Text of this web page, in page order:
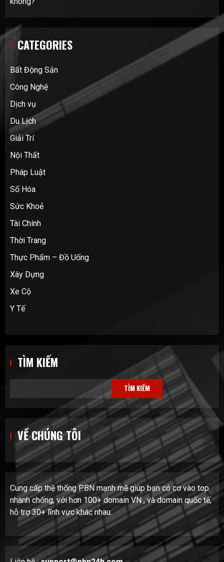
CATEGORIES
Bất Động Sản
Công Nghệ
Dịch vụ
Du Lịch
Giải Trí
Nội Thất
Pháp Luật
Số Hóa
Sức Khoẻ
Tài Chính
Thời Trang
Thực Phẩm – Đồ Uống
Xây Dựng
Xe Cộ
Y Tế
TÌM KIẾM
TÌM KIẾM
VỀ CHÚNG TÔI
Cung cấp thệ thống PBN mạnh mẽ giúp bạn có cơ vào top
nhanh chống, với hơn 100+ domain VN , và domain quốc tế,
hỗ trợ 30+ lĩnh vực khác nhau.